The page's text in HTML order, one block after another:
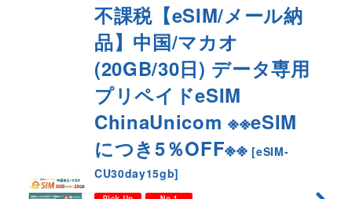
不課税【eSIM/メール納
品】中国/マカオ
(20GB/30日) データ専用
プリペイドeSIM
ChinaUnicom ※※eSIM
につき5％OFF※※ [eSIM-
CU30day15gb]